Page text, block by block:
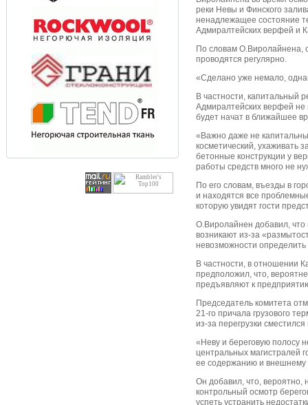
реки Невы и Финского
ненадлежащее состояние
Адмиралтейских верфей и
По словам О.Виролайнена,
проводятся регулярно.
«Сделано уже немало,
В частности, капитальный
Адмиралтейских верфей не
будет начат в ближайшее
«Важно даже не
косметический, ухаживать
бетонные конструкции у
работы средств много не
По его словам, въезды в
и находятся все
которую увидят гости
О.Виролайнен добавил, что
возникают из-за
невозможности
В частности, в отношении
предположил, что,
предъявляют к
Председатель комитета
21-го причала грузового
из-за перегрузки
«Неву и береговую полосу
центральных магистралей
ее содержанию и
Он добавил, что,
контрольный осмотр
успеть устранить